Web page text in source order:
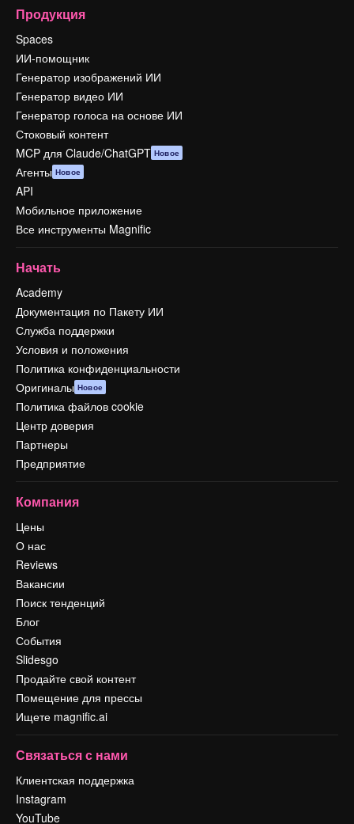
Продукция
Spaces
ИИ-помощник
Генератор изображений ИИ
Генератор видео ИИ
Генератор голоса на основе ИИ
Стоковый контент
MCP для Claude/ChatGPT Новое
Агенты Новое
API
Мобильное приложение
Все инструменты Magnific
Начать
Academy
Документация по Пакету ИИ
Служба поддержки
Условия и положения
Политика конфиденциальности
Оригиналы Новое
Политика файлов cookie
Центр доверия
Партнеры
Предприятие
Компания
Цены
О нас
Reviews
Вакансии
Поиск тенденций
Блог
События
Slidesgo
Продайте свой контент
Помещение для прессы
Ищете magnific.ai
Связаться с нами
Клиентская поддержка
Instagram
YouTube